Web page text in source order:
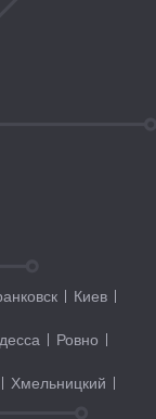
Киев
Ровно
Хмельницкий